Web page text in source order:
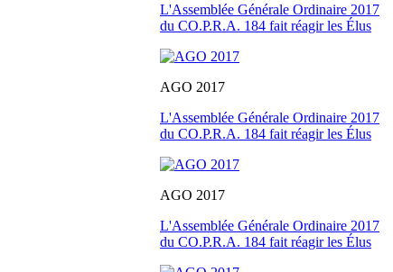
L'Assemblée Générale Ordinaire 2017
du CO.P.R.A. 184 fait réagir les Élus
AGO 2017
L'Assemblée Générale Ordinaire 2017
du CO.P.R.A. 184 fait réagir les Élus
AGO 2017
L'Assemblée Générale Ordinaire 2017
du CO.P.R.A. 184 fait réagir les Élus